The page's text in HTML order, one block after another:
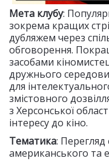
Мета клубу:
зокрема кращих
дубляжем через
обговорення.
засобами
дружнього
для
змістовного
з Херсонської
інтересу до кіно.
Тематика: Перегляд
американського та